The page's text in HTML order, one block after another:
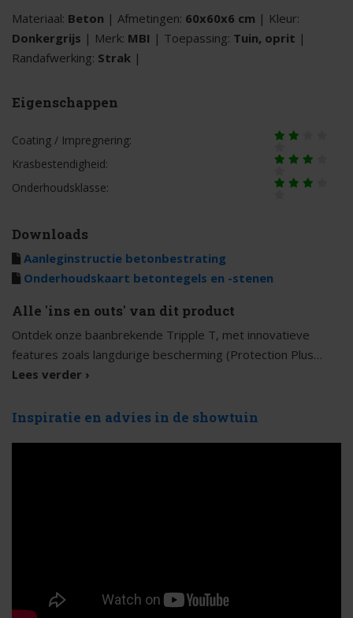
Materiaal: Beton | Afmetingen: 60x60x6 cm | Kleur:
Donkergrijs | Merk: MBI | Toepassing: Tuin, oprit |
Randafwerking: Strak |
Eigenschappen
Coating / Impregnering:
Krasbestendigheid:
Onderhoudsklasse:
Downloads
Aanleginstructie betonbestrating
Onderhoudskaart betontegels en -stenen
Alle 'ins en outs' van dit product
Ontdek onze baanbrekende Tripple T, met innovatieve
features zoals langdurige bescherming (Protection Plus
factor 25) en een microfacet voor een strak terras. Kies uit
Inuancia. Upgrade je terras met Tripple T, ook beschikbaar
Lees verder ›
Inspiratie en advies in de showtuin